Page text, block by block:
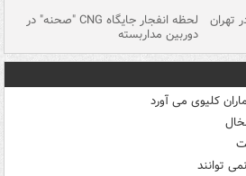
تهران لحظه انفجار جایگاه CNG "صحنه" در
دوربین مداربسته
کلیوی می آورد
توانند